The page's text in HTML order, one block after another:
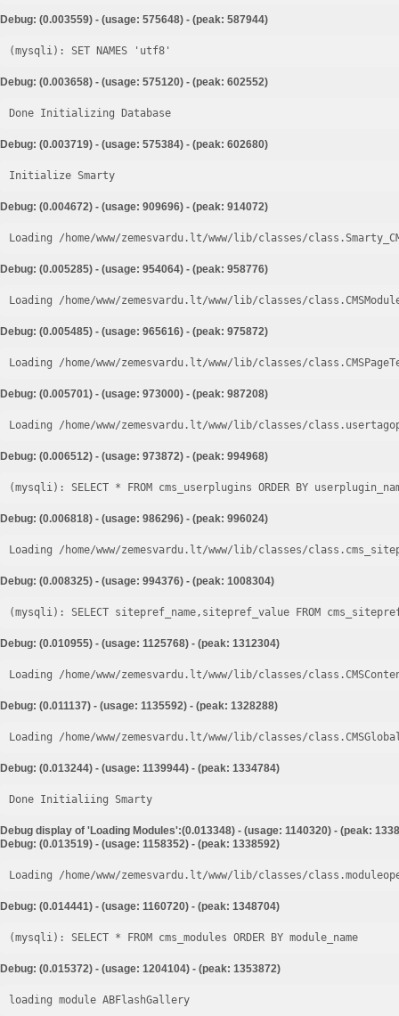
Debug: (0.003559) - (usage: 575648) - (peak: 587944)
Debug: (0.003658) - (usage: 575120) - (peak: 602552)
Done Initializing Database
Debug: (0.003719) - (usage: 575384) - (peak: 602680)
Initialize Smarty
Debug: (0.004672) - (usage: 909696) - (peak: 914072)
Loading /home/www/zemesvardu.lt/www/lib/classes/
Debug: (0.005285) - (usage: 954064) - (peak: 958776)
Loading /home/www/zemesvardu.lt/www/lib/classes/
Debug: (0.005485) - (usage: 965616) - (peak: 975872)
Loading /home/www/zemesvardu.lt/www/lib/classes/
Debug: (0.005701) - (usage: 973000) - (peak: 987208)
Loading /home/www/zemesvardu.lt/www/lib/classes/
Debug: (0.006512) - (usage: 973872) - (peak: 994968)
Debug: (0.006818) - (usage: 986296) - (peak: 996024)
Loading /home/www/zemesvardu.lt/www/lib/classes/
Debug: (0.008325) - (usage: 994376) - (peak: 1008304)
Debug: (0.010955) - (usage: 1125768) - (peak: 1312304)
Loading /home/www/zemesvardu.lt/www/lib/classes/
Debug: (0.011137) - (usage: 1135592) - (peak: 1328288)
Loading /home/www/zemesvardu.lt/www/lib/classes/
Debug: (0.013244) - (usage: 1139944) - (peak: 1334784)
Done Initialiing Smarty
Debug display of 'Loading Modules':(0.013348) - (usage: 1140320) - (peak:
Debug: (0.013519) - (usage: 1158352) - (peak: 1338592)
Loading /home/www/zemesvardu.lt/www/lib/classes/
Debug: (0.014441) - (usage: 1160720) - (peak: 1348704)
Debug: (0.015372) - (usage: 1204104) - (peak: 1353872)
loading module ABFlashGallery